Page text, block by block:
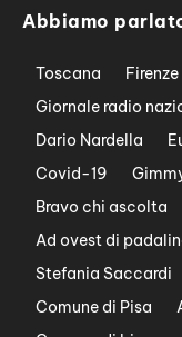
Abbiamo
Toscana Firenze
Giornale radio
Dario Nardella
Covid-19
Bravo chi ascolta
Ad ovest di
Stefania Saccardi
Comune di Pisa